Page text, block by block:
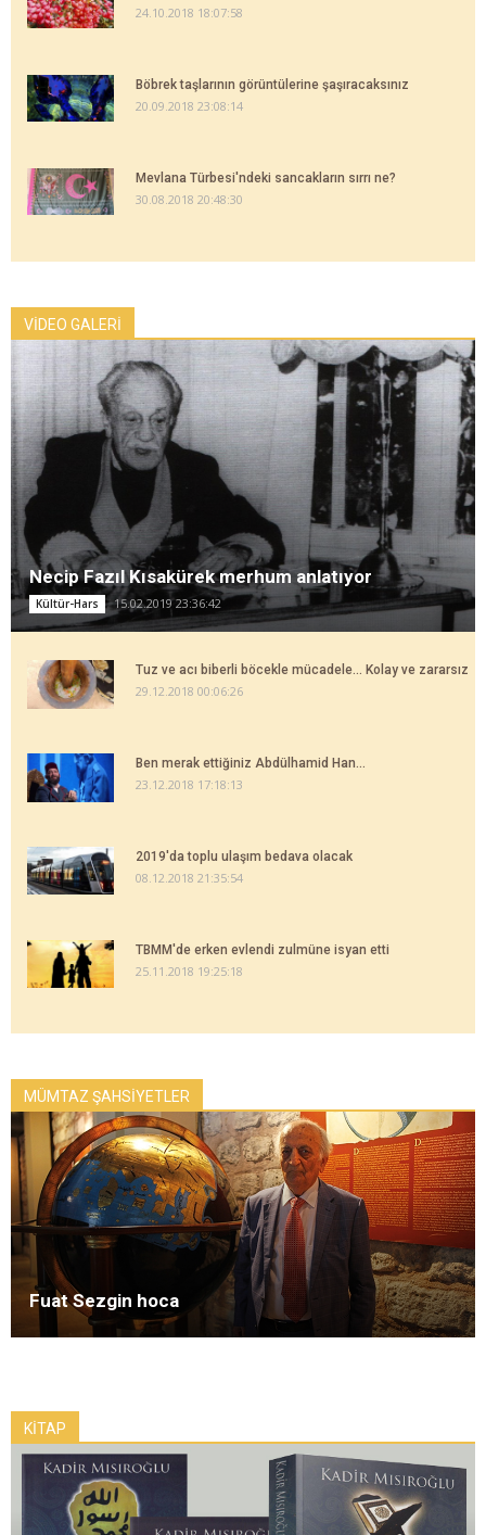
24.10.2018 18:07:58
Böbrek taşlarının görüntülerine şaşıracaksınız
20.09.2018 23:08:14
Mevlana Türbesi'ndeki sancakların sırrı ne?
30.08.2018 20:48:30
VİDEO GALERİ
Necip Fazıl Kısakürek merhum anlatıyor
Kültür-Hars 15.02.2019 23:36:42
Tuz ve acı biberli böcekle mücadele... Kolay ve zararsız
29.12.2018 00:06:26
Ben merak ettiğiniz Abdülhamid Han...
23.12.2018 17:18:13
2019'da toplu ulaşım bedava olacak
08.12.2018 21:35:54
TBMM'de erken evlendi zulmüne isyan etti
25.11.2018 19:25:18
MÜMTAZ ŞAHSİYETLER
Fuat Sezgin hoca
KİTAP